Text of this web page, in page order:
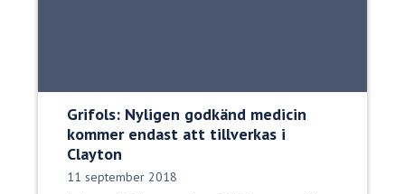
Grifols: Nyligen godkänd medicin
kommer endast att tillverkas i
Clayton
Publiceringsdatum:
11 september 2018